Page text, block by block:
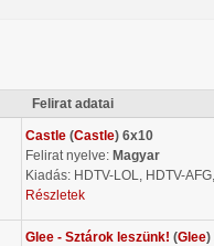
Felirat adatai
Castle (Castle) 6x10
Felirat nyelve: Magyar
Kiadás: HDTV-LOL, HDTV-
Részletek
Glee - Sztárok leszünk! (Glee)